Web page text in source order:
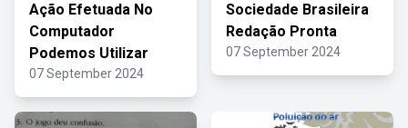
Ação Efetuada No
Computador
Podemos Utilizar
07 September 2024
Sociedade Brasileira
Redação Pronta
07 September 2024